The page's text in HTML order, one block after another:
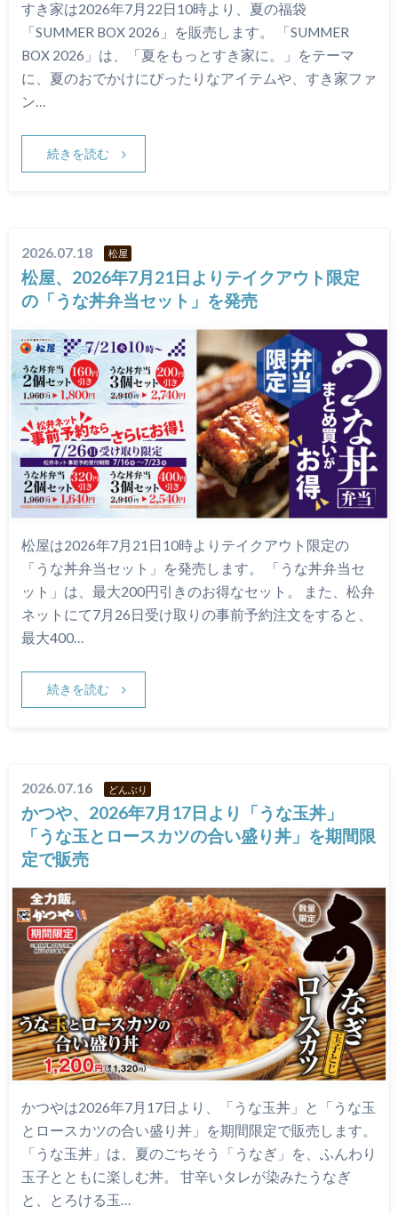
すき家は2026年7月22日10時より、夏の福袋
「SUMMER BOX 2026」を販売します。 「SUMMER
BOX 2026」は、「夏をもっとすき家に。」をテーマ
に、夏のおでかけにぴったりなアイテムや、すき家ファ
ン…
続きを読む
2026.07.18 松屋
松屋、2026年7月21日よりテイクアウト限定
の「うな丼弁当セット」を発売
松屋は2026年7月21日10時よりテイクアウト限定の
「うな丼弁当セット」を発売します。 「うな丼弁当セ
ット」は、最大200円引きのお得なセット。 また、松弁
ネットにて7月26日受け取りの事前予約注文をすると、
最大400…
続きを読む
2026.07.16 どんぶり
かつや、2026年7月17日より「うな玉丼」
「うな玉とロースカツの合い盛り丼」を期間限
定で販売
かつやは2026年7月17日より、「うな玉丼」と「うな玉
とロースカツの合い盛り丼」を期間限定で販売します。
「うな玉丼」は、夏のごちそう「うなぎ」を、ふんわり
玉子とともに楽しむ丼。 甘辛いタレが染みたうなぎ
と、とろける玉…